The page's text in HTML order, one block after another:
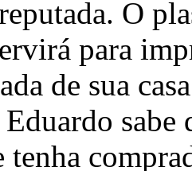
O
para
de sua
tenha